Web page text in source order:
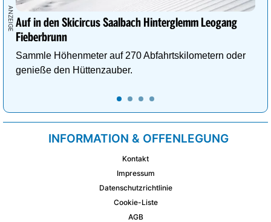
Auf in den Skicircus Saalbach Hinterglemm Leogang
Fieberbrunn
Sammle Höhenmeter auf 270 Abfahrtskilometern oder
genieße den Hüttenzauber.
INFORMATION & OFFENLEGUNG
Kontakt
Impressum
Datenschutzrichtlinie
Cookie-Liste
AGB